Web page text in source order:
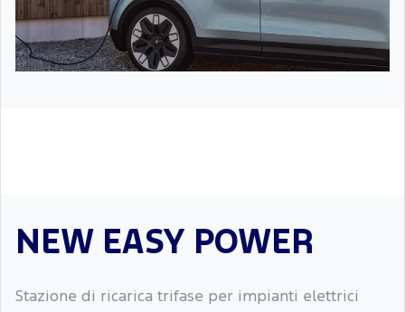
NEW EASY POWER
Stazione di ricarica trifase per impianti elettrici